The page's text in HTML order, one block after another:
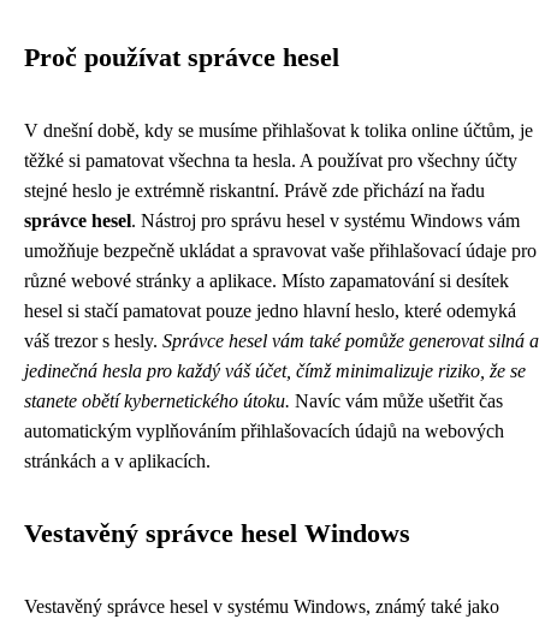
Proč používat správce hesel
V dnešní době, kdy se musíme přihlašovat k tolika online účtům, je
těžké si pamatovat všechna ta hesla. A používat pro všechny účty
stejné heslo je extrémně riskantní. Právě zde přichází na řadu
správce hesel. Nástroj pro správu hesel v systému Windows vám
umožňuje bezpečně ukládat a spravovat vaše přihlašovací údaje pro
různé webové stránky a aplikace. Místo zapamatování si desítek
hesel si stačí pamatovat pouze jedno hlavní heslo, které odemyká
váš trezor s hesly. Správce hesel vám také pomůže generovat silná a
jedinečná hesla pro každý váš účet, čímž minimalizuje riziko, že se
stanete obětí kybernetického útoku. Navíc vám může ušetřit čas
automatickým vyplňováním přihlašovacích údajů na webových
stránkách a v aplikacích.
Vestavěný správce hesel Windows
Vestavěný správce hesel v systému Windows, známý také jako